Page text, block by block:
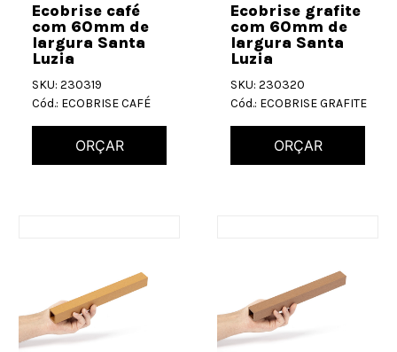
Ecobrise café
com 60mm de
largura Santa
Luzia
SKU: 230319
Cód.: ECOBRISE CAFÉ
ORÇAR
Ecobrise grafite
com 60mm de
largura Santa
Luzia
SKU: 230320
Cód.: ECOBRISE GRAFITE
ORÇAR